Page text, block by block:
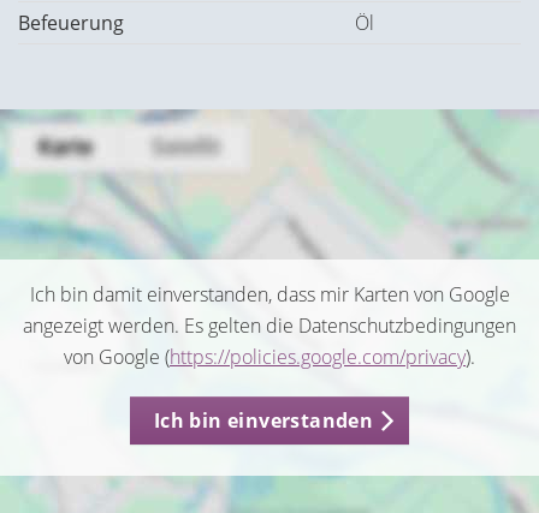
Befeuerung
Öl
Ich bin damit einverstanden, dass mir Karten von Google
angezeigt werden. Es gelten die Datenschutzbedingungen
von Google (https://policies.google.com/privacy).
Ich bin einverstanden